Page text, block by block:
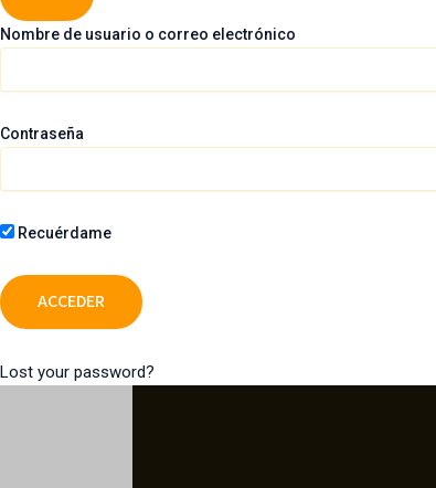
Nombre de usuario o correo electrónico
Contraseña
Recuérdame
Lost your password?